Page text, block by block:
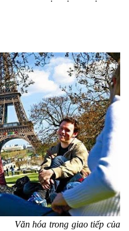
giao tiếp của